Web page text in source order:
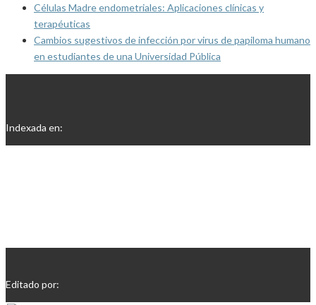
Células Madre endometriales: Aplicaciones clínicas y
terapéuticas
Cambios sugestivos de infección por virus de papiloma humano
en estudiantes de una Universidad Pública
Indexada en:
Editado por: